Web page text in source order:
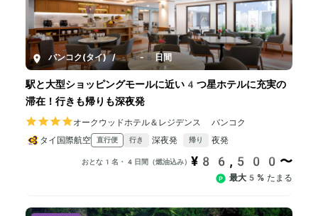
バンコク(タイ) / 4-8日間
駅と大型ショッピングモールに近い4つ星ホテルに充実の
滞在！行きも帰りも深夜発
オークウッドホテル＆レジデンス バンコク
タイ国際航空
直行便 行き 深夜発 帰り 夜発
おとな1名・4日間（燃油込み） ¥86,500〜
最大5% たまる